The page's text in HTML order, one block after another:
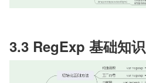
3.3 RegExp 基础知识